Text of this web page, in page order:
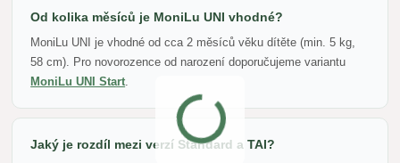
Od kolika měsíců je MoniLu UNI vhodné?
MoniLu UNI je vhodné od cca 2 měsíců věku dítěte (min. 5 kg,
58 cm). Pro novorozence od narození doporučujeme variantu
MoniLu UNI Start.
Jaký je rozdíl mezi verzí Standard a TAI?